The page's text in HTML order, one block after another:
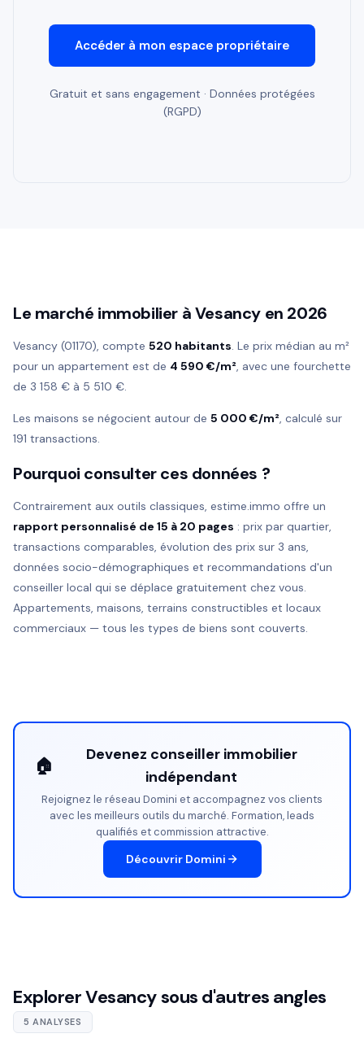
Accéder à mon espace propriétaire
Gratuit et sans engagement · Données protégées
(RGPD)
Le marché immobilier à Vesancy en 2026
Vesancy (01170), compte 520 habitants. Le prix médian au m²
pour un appartement est de 4 590 €/m², avec une fourchette
de 3 158 € à 5 510 €.
Les maisons se négocient autour de 5 000 €/m², calculé sur
191 transactions.
Pourquoi consulter ces données ?
Contrairement aux outils classiques, estime.immo offre un
rapport personnalisé de 15 à 20 pages : prix par quartier,
transactions comparables, évolution des prix sur 3 ans,
données socio-démographiques et recommandations d'un
conseiller local qui se déplace gratuitement chez vous.
Appartements, maisons, terrains constructibles et locaux
commerciaux — tous les types de biens sont couverts.
🏠
Devenez conseiller immobilier
indépendant
Rejoignez le réseau Domini et accompagnez vos clients
avec les meilleurs outils du marché. Formation, leads
qualifiés et commission attractive.
Découvrir Domini
Explorer Vesancy sous d'autres angles
5 ANALYSES